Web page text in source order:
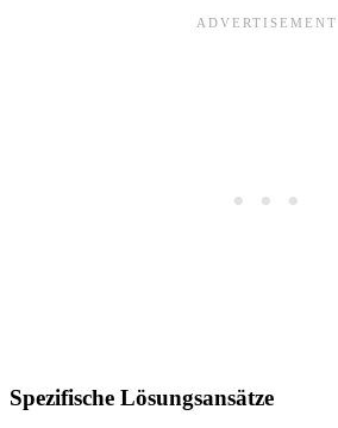
Spezifische Lösungsansätze